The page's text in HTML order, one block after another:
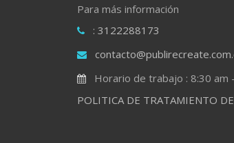
Para más información
: 3122288173
Horario de trabajo : 8:30 am
POLITICA DE TRATAMIENTO